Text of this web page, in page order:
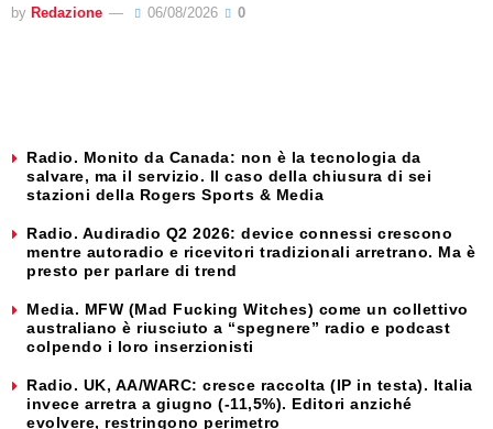
by Redazione 06/08/2026 0
Radio. Monito da Canada: non è la tecnologia da
salvare, ma il servizio. Il caso della chiusura di sei
stazioni della Rogers Sports & Media
Radio. Audiradio Q2 2026: device connessi crescono
mentre autoradio e ricevitori tradizionali arretrano. Ma è
presto per parlare di trend
Media. MFW (Mad Fucking Witches) come un collettivo
australiano è riusciuto a “spegnere” radio e podcast
colpendo i loro inserzionisti
Radio. UK, AA/WARC: cresce raccolta (IP in testa). Italia
invece arretra a giugno (-11,5%). Editori anziché
evolvere, restringono perimetro